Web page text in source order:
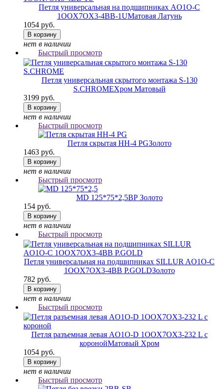
Петля универсальная на подшипниках AO1O-C
1OOX7OX3-4BB-1UМатовая Латунь
1054 руб.
В корзину
нет в наличии
Быстрый просмотр
Петля универсальная скрытого монтажа S-130
S.CHROMEХром Матовый
3199 руб.
В корзину
нет в наличии
Быстрый просмотр
Петля скрытая HH-4 PGЗолото
1463 руб.
В корзину
нет в наличии
Быстрый просмотр
MD 125*75*2,5ВР Золото
154 руб.
В корзину
нет в наличии
Быстрый просмотр
Петля универсальная на подшипниках SILLUR AO1O-C
1OOX7OX3-4BB P.GOLDЗолото
782 руб.
В корзину
нет в наличии
Быстрый просмотр
Петля разъемная левая AO1O-D 1OOX7OX3-232 L с
коронойМатовый Хром
1054 руб.
В корзину
нет в наличии
Быстрый просмотр